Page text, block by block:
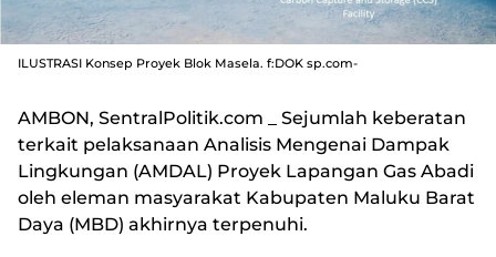
ILUSTRASI Konsep Proyek Blok Masela. f:DOK sp.com-
AMBON, SentralPolitik.com _ Sejumlah keberatan
terkait pelaksanaan Analisis Mengenai Dampak
Lingkungan (AMDAL) Proyek Lapangan Gas Abadi
oleh eleman masyarakat Kabupaten Maluku Barat
Daya (MBD) akhirnya terpenuhi.